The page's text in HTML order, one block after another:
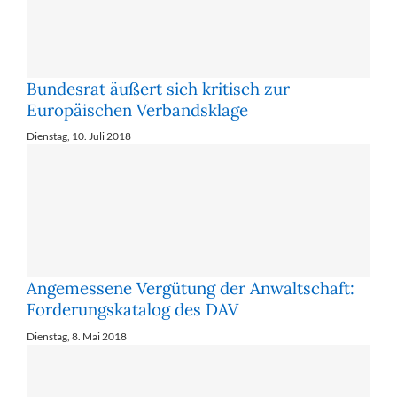
Bundesrat äußert sich kritisch zur
Europäischen Verbandsklage
Dienstag, 10. Juli 2018
Angemessene Vergütung der Anwaltschaft:
Forderungskatalog des DAV
Dienstag, 8. Mai 2018